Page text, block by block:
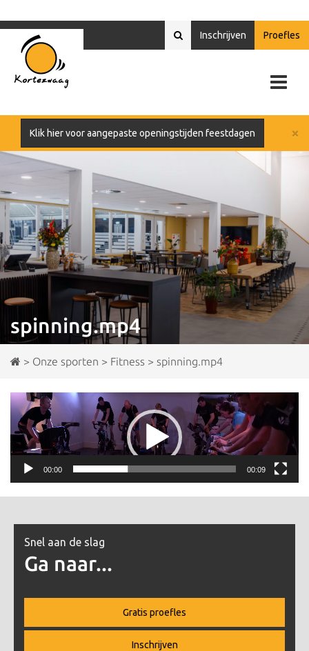
Inschrijven Proefles
×
Klik hier voor aangepaste openingstijden feestdagen
spinning.mp4
> Onze sporten > Fitness > spinning.mp4
Videospeler
00:00 00:09
Snel aan de slag
Ga naar...
Gratis proefles
Inschrijven